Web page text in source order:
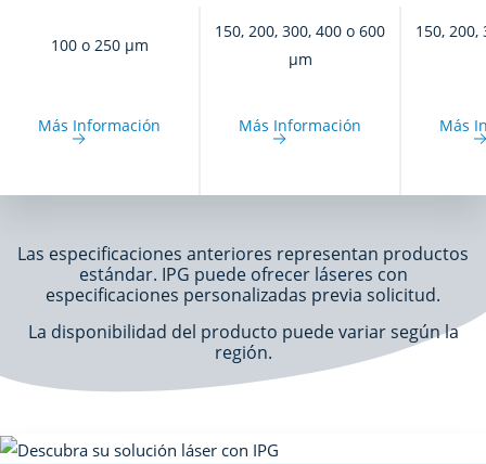
100 o 250 μm
150, 200, 300, 400 o 600
μm
150, 200,
Más Información Más Información Más
Las especificaciones anteriores representan productos
estándar. IPG puede ofrecer láseres con
especificaciones personalizadas previa solicitud.
La disponibilidad del producto puede variar según la
región.